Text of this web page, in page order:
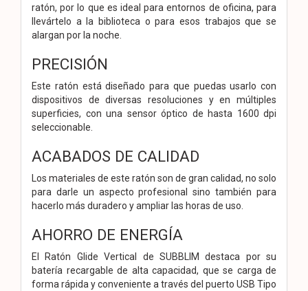
ratón, por lo que es ideal para entornos de oficina, para
llevártelo a la biblioteca o para esos trabajos que se
alargan por la noche.
PRECISIÓN
Este ratón está diseñado para que puedas usarlo con
dispositivos de diversas resoluciones y en múltiples
superficies, con una sensor óptico de hasta 1600 dpi
seleccionable.
ACABADOS DE CALIDAD
Los materiales de este ratón son de gran calidad, no solo
para darle un aspecto profesional sino también para
hacerlo más duradero y ampliar las horas de uso.
AHORRO DE ENERGÍA
El Ratón Glide Vertical de SUBBLIM destaca por su
batería recargable de alta capacidad, que se carga de
forma rápida y conveniente a través del puerto USB Tipo